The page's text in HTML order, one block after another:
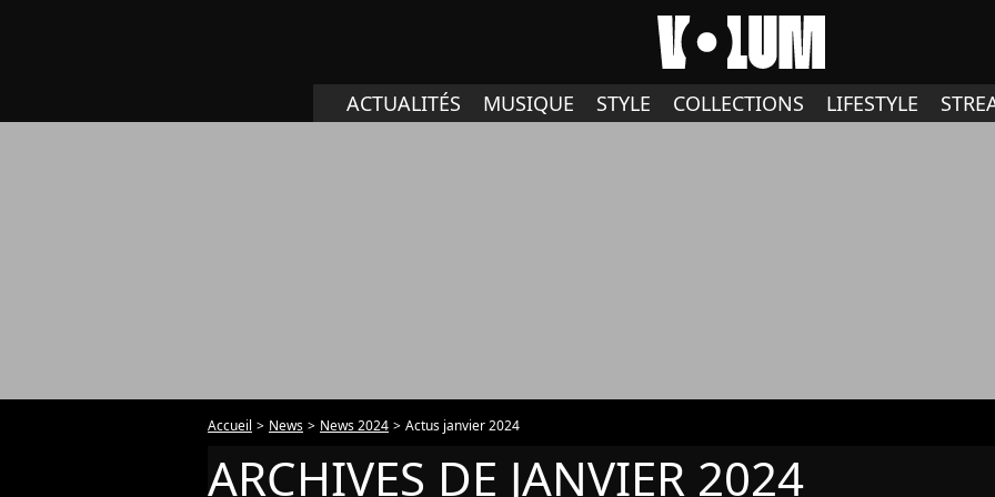
ACTUALITÉS MUSIQUE STYLE COLLECTIONS LIFESTYLE
Accueil News News 2024 Actus janvier 2024
ARCHIVES DE JANVIER 2024